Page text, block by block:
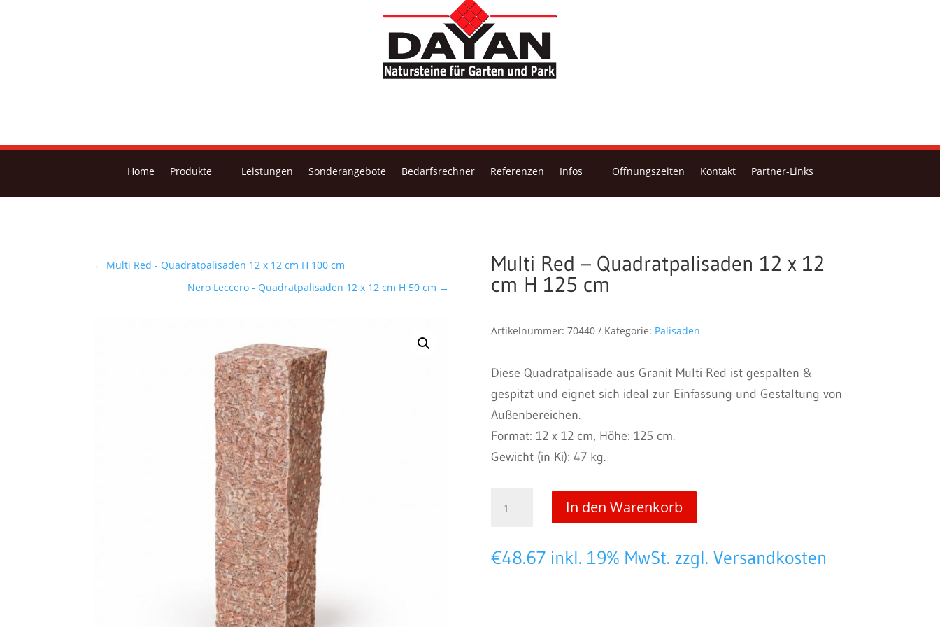
Home Produkte Leistungen Sonderangebote Bedarfsrechner Referenzen Infos Öffnungszeiten Kontakt Partner-Links
← Multi Red - Quadratpalisaden 12 x 12 cm H 100 cm
Nero Leccero - Quadratpalisaden 12 x 12 cm H 50 cm →
Multi Red – Quadratpalisaden 12 x 12
cm H 125 cm
Artikelnummer: 70440 Kategorie: Palisaden
Diese Quadratpalisade aus Granit Multi Red ist gespalten &
gespitzt und eignet sich ideal zur Einfassung und Gestaltung von
Außenbereichen.
Format: 12 x 12 cm, Höhe: 125 cm.
Gewicht (in Ki): 47 kg.
Quadratpalisaden
In den Warenkorb
€48.67 inkl. 19% MwSt. zzgl. Versandkosten